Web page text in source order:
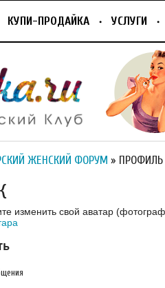
КУПИ-ПРОДАЙКА УСЛУГИ
ЖЕНСКИЙ ФОРУМ » ПРОФИЛЬ
изменить свой аватар